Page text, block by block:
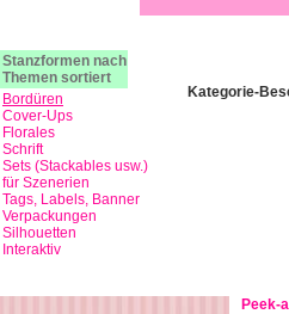
Stanzformen nach
Themen sortiert
Bordüren
Cover-Ups
Florales
Schrift
Sets (Stackables usw.)
für Szenerien
Tags, Labels, Banner
Verpackungen
Silhouetten
Interaktiv
Kategorie-
Peek-